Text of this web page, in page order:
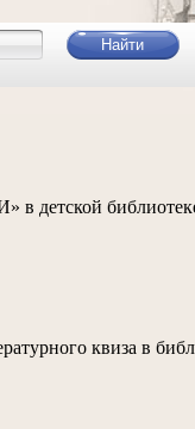
в детской
квиза в